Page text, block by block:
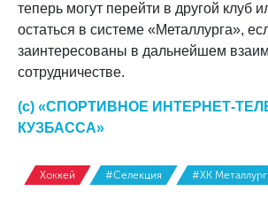
теперь могут перейти в другой клуб
остаться в системе «Металлурга»,
заинтересованы в дальнейшем
сотрудничестве.
(с) «СПОРТИВНОЕ ИНТЕРНЕТ-
КУЗБАССА»
Хоккей #Селекция #ХК